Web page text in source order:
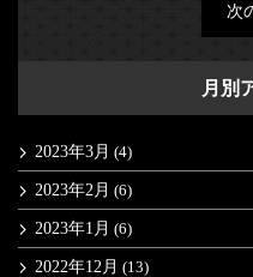
次
月別
2023年3月 (4)
2023年2月 (6)
2023年1月 (6)
2022年12月 (13)